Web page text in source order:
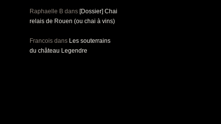
Raphaelle B dans [Dossier] Chai
relais de Rouen (ou chai à vins)
Francois dans Les souterrains
du château Legendre